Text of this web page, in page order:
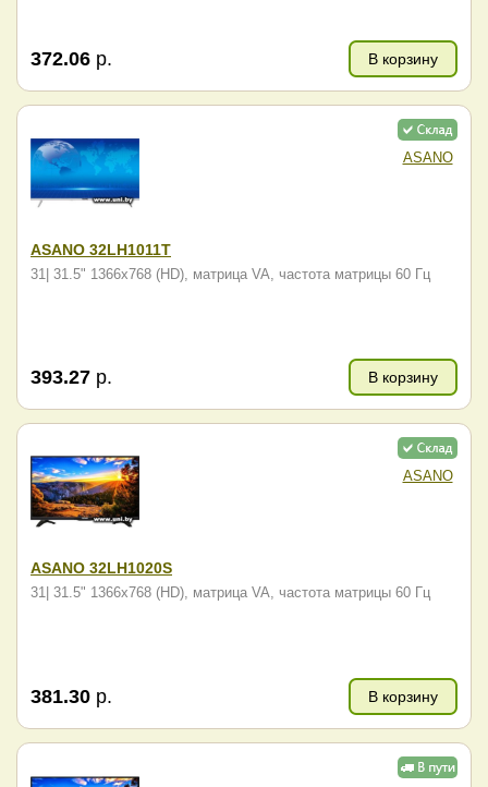
372.06 р. В корзину
ASANO
ASANO 32LH1011T
31| 31.5" 1366x768 (HD), матрица VA, частота матрицы 60 Гц
393.27 р. В корзину
ASANO
ASANO 32LH1020S
31| 31.5" 1366x768 (HD), матрица VA, частота матрицы 60 Гц
381.30 р. В корзину